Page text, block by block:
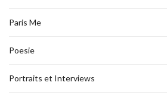
Paris Me
Poesie
Portraits et Interviews